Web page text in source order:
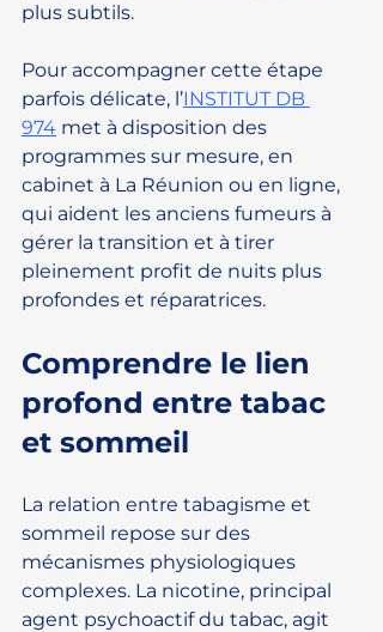
plus subtils.
Pour accompagner cette étape
parfois délicate, l’INSTITUT DB
974 met à disposition des
programmes sur mesure, en
cabinet à La Réunion ou en ligne,
qui aident les anciens fumeurs à
gérer la transition et à tirer
pleinement profit de nuits plus
profondes et réparatrices.
Comprendre le lien
profond entre tabac
et sommeil
La relation entre tabagisme et
sommeil repose sur des
mécanismes physiologiques
complexes. La nicotine, principal
agent psychoactif du tabac, agit